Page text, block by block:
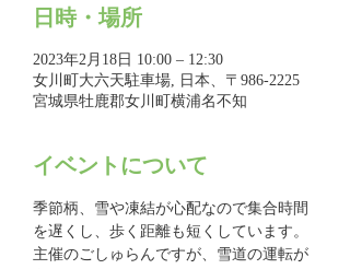
日時・場所
2023年2月18日 10:00 – 12:30
女川町大六天駐車場, 日本、〒986-2225
宮城県牡鹿郡女川町横浦名不知
イベントについて
季節柄、雪や凍結が心配なので集合時間
を遅くし、歩く距離も短くしています。
主催のごしゅらんですが、雪道の運転が